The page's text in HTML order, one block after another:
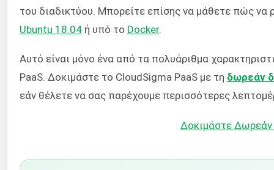
του διαδικτύου. Μπορείτε επίσης να μάθετε πώς να
Ubuntu 18.04 ή υπό το Docker.
Αυτό είναι μόνο ένα από τα πολυάριθμα
PaaS. Δοκιμάστε το CloudSigma PaaS με τη δωρεάν
εάν θέλετε να σας παρέχουμε περισσότερες
Δοκιμάστε Δωρεάν